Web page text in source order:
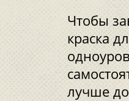
Чтобы
краска
лучше